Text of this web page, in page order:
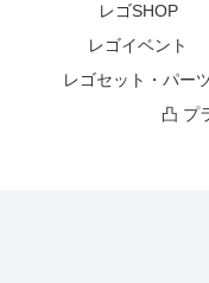
レゴSHOP
レゴイベント
レゴセット・パー
凸 プ